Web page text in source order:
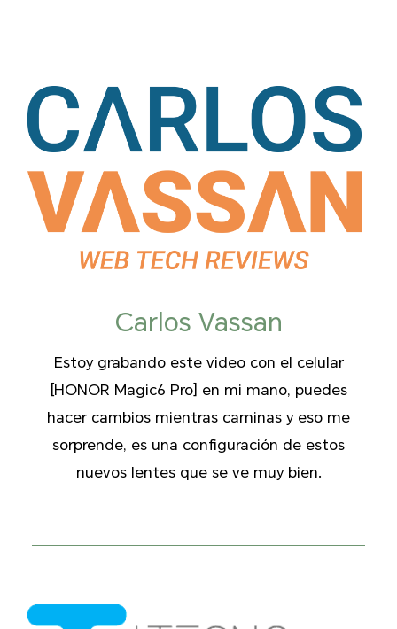
Carlos Vassan
Estoy grabando este video con el celular
[HONOR Magic6 Pro] en mi mano, puedes
hacer cambios mientras caminas y eso me
sorprende, es una configuración de estos
nuevos lentes que se ve muy bien.